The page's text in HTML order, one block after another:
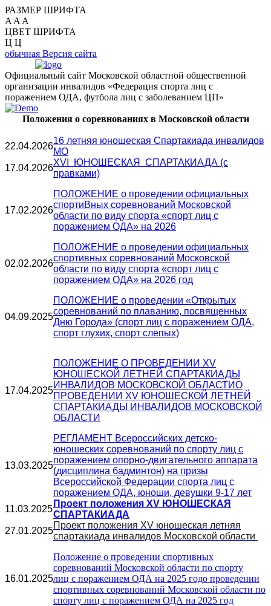
РАЗМЕР ШРИФТА
A A A
ЦВЕТ ШРИФТА
Ц Ц
обычная Версия сайта
Официальный сайт Московской областной общественной
организации инвалидов «Федерация спорта лиц с
поражением ОДА, футбола лиц с заболеванием ЦП»
Положения о соревнованиях в Московской области
22.04.2026
16 летняя юношеская Спартакиада инвалидов
МО
17.04.2026
XVI ЮНОШЕСКАЯ СПАРТАКИАДА (с
правками)
17.02.2026
ПОЛОЖЕНИЕ о проведении официальных
спортиВных соревнований Московской
области по виду спорта «спорт лиц с
поражением ОДА» на 2026
02.02.2026
ПОЛОЖЕНИЕ о проведении официальных
спортивных соревнований Московской
области по виду спорта «спорт лиц с
поражением ОДА» на 2026 год
04.09.2025
ПОЛОЖЕНИЕ о проведении «Открытых
соревнований по плаванию, посвященных
Дню Города» (спорт лиц с поражением ОДА,
спорт глухих, спорт слепых)
17.04.2025
ПОЛОЖЕНИЕ О ПРОВЕДЕНИИ XV
ЮНОШЕСКОЙ ЛЕТНЕЙ СПАРТАКИАДЫ
ИНВАЛИДОВ МОСКОВСКОЙ ОБЛАСТИО
ПРОВЕДЕНИИ XV ЮНОШЕСКОЙ ЛЕТНЕЙ
СПАРТАКИАДЫ ИНВАЛИДОВ МОСКОВСКОЙ
ОБЛАСТИ
13.03.2025
РЕГЛАМЕНТ Всероссийских детско-
юношеских соревнований по спорту лиц с
поражением опорно-двигательного аппарата
(дисциплина бадминтон) на призы
Всероссийской Федерации спорта лиц с
поражением ОДА, юноши, девушки 9-17 лет
11.03.2025
Проект положения XV ЮНОШЕСКАЯ
СПАРТАКИАДА
27.01.2025
Проект положения XV юношеская летняя
спартакиада инвалидов Московской области
16.01.2025
Положение о проведении спортивных
соревнований Московской области по спорту
лиц с поражением ОДА на 2025 годо проведении
спортивных соревнований Московской области по
спорту лиц с поражением ОДА на 2025 год